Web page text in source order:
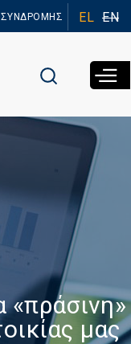
EL EN
«πράσινη»
μας